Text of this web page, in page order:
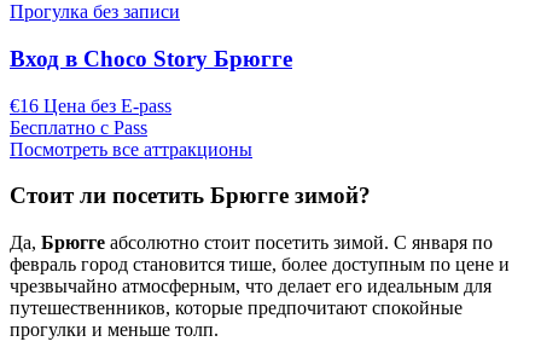
Прогулка без записи
Вход в Choco Story Брюгге
€16 Цена без E-pass
Бесплатно с Pass
Посмотреть все аттракционы
Стоит ли посетить Брюгге зимой?
Да, Брюгге абсолютно стоит посетить зимой. С января по
февраль город становится тише, более доступным по цене и
чрезвычайно атмосферным, что делает его идеальным для
путешественников, которые предпочитают спокойные
прогулки и меньше толп.